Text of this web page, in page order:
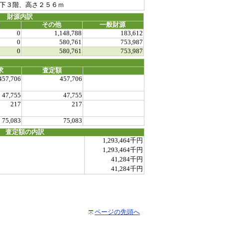
階、高さ２５６ｍ
財源内訳
その他
一般財源
0 1,148,788
183,612
0 580,761
753,987
0 580,761
753,987
査定額
457,706
47,755
47,755
217 217
75,083
75,083
査定額の内訳
1,293,464千円
1,293,464千円
41,284千円
41,284千円
ページの先頭へ